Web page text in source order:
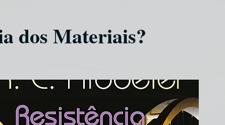
dos Materiais?